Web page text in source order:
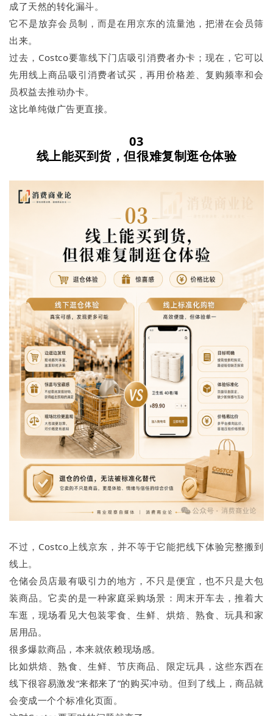
成了天然的转化漏斗。
它不是放弃会员制，而是在用京东的流量池，把潜在会员筛
出来。
过去，Costco要靠线下门店吸引消费者办卡；现在，它可以
先用线上商品吸引消费者试买，再用价格差、复购频率和会
员权益去推动办卡。
这比单纯做广告更直接。
03
线上能买到货，但很难复制逛仓体验
不过，Costco上线京东，并不等于它能把线下体验完整搬到
线上。
仓储会员店最有吸引力的地方，不只是便宜，也不只是大包
装商品。它卖的是一种家庭采购场景：周末开车去，推着大
车逛，现场看见大包装零食、生鲜、烘焙、熟食、玩具和家
居用品。
很多爆款商品，本来就依赖现场感。
比如烘焙、熟食、生鲜、节庆商品、限定玩具，这些东西在
线下很容易激发“来都来了”的购买冲动。但到了线上，商品就
会变成一个个标准化页面。